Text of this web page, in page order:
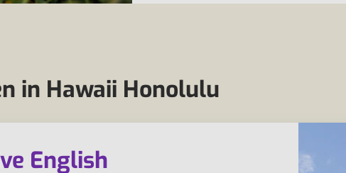
in Hawaii Honolulu
English